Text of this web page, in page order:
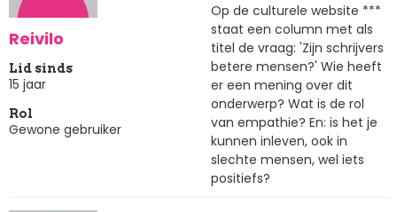
Reivilo
Lid sinds
15 jaar
Rol
Gewone gebruiker
Op de culturele website ***
staat een column met als
titel de vraag: 'Zijn schrijvers
betere mensen?' Wie heeft
er een mening over dit
onderwerp? Wat is de rol
van empathie? En: is het je
kunnen inleven, ook in
slechte mensen, wel iets
positiefs?